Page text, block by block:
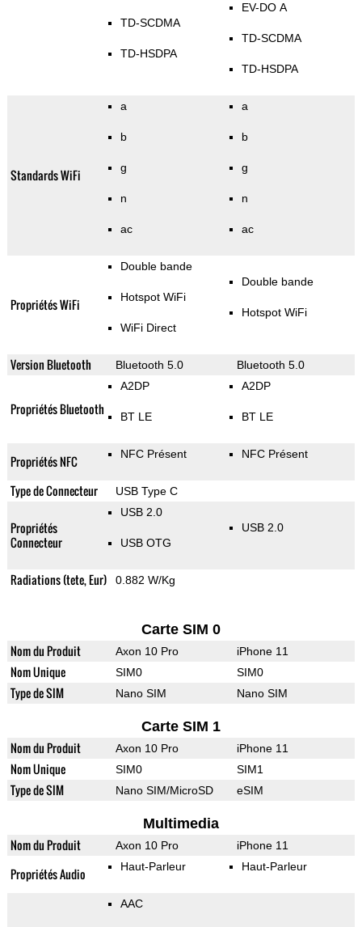
TD-SCDMA
TD-HSDPA
EV-DO A
TD-SCDMA
TD-HSDPA
Standards WiFi
a
b
g
n
ac
a
b
g
n
ac
Propriétés WiFi
Double bande
Hotspot WiFi
WiFi Direct
Double bande
Hotspot WiFi
Version Bluetooth Bluetooth 5.0 Bluetooth 5.0
Propriétés Bluetooth
A2DP
BT LE
A2DP
BT LE
Propriétés NFC NFC Présent NFC Présent
Type de Connecteur USB Type C
Propriétés
Connecteur
USB 2.0
USB OTG
USB 2.0
Radiations (tete, Eur) 0.882 W/Kg
Carte SIM 0
Nom du Produit Axon 10 Pro iPhone 11
Nom Unique SIM0 SIM0
Type de SIM Nano SIM Nano SIM
Carte SIM 1
Nom du Produit Axon 10 Pro iPhone 11
Nom Unique SIM0 SIM1
Type de SIM Nano SIM/MicroSD eSIM
Multimedia
Nom du Produit Axon 10 Pro iPhone 11
Propriétés Audio Haut-Parleur Haut-Parleur
AAC